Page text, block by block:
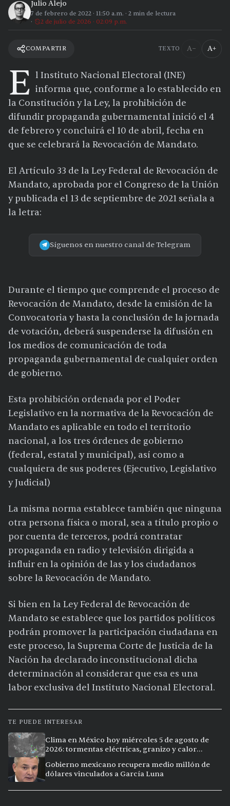
Julio Alejo
7 de febrero de 2022 · 11:50 a.m. · 2 min de lectura
2 de julio de 2026 · 02:09 p.m.
COMPARTIR TEXTO A− A+
E l Instituto Nacional Electoral (INE)
informa que, conforme a lo establecido en
la Constitución y la Ley, la prohibición de
difundir propaganda gubernamental inició el 4
de febrero y concluirá el 10 de abril, fecha en
que se celebrará la Revocación de Mandato.
El Artículo 33 de la Ley Federal de Revocación de
Mandato, aprobada por el Congreso de la Unión
y publicada el 13 de septiembre de 2021 señala a
la letra:
Síguenos en nuestro canal de Telegram
Durante el tiempo que comprende el proceso de
Revocación de Mandato, desde la emisión de la
Convocatoria y hasta la conclusión de la jornada
de votación, deberá suspenderse la difusión en
los medios de comunicación de toda
propaganda gubernamental de cualquier orden
de gobierno.
Esta prohibición ordenada por el Poder
Legislativo en la normativa de la Revocación de
Mandato es aplicable en todo el territorio
nacional, a los tres órdenes de gobierno
(federal, estatal y municipal), así como a
cualquiera de sus poderes (Ejecutivo, Legislativo
y Judicial)
La misma norma establece también que ninguna
otra persona física o moral, sea a título propio o
por cuenta de terceros, podrá contratar
propaganda en radio y televisión dirigida a
influir en la opinión de las y los ciudadanos
sobre la Revocación de Mandato.
Si bien en la Ley Federal de Revocación de
Mandato se establece que los partidos políticos
podrán promover la participación ciudadana en
este proceso, la Suprema Corte de Justicia de la
Nación ha declarado inconstitucional dicha
determinación al considerar que esa es una
labor exclusiva del Instituto Nacional Electoral.
TE PUEDE INTERESAR
Clima en México hoy miércoles 5 de agosto de
2026: tormentas eléctricas, granizo y calor
Gobierno mexicano recupera medio millón de
dólares vinculados a García Luna